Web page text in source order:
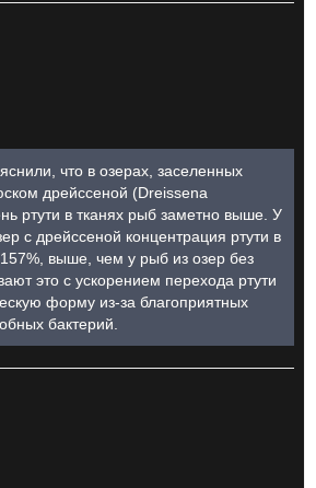
что в озерах, заселенных
дрейссеной (Dreissena
ртути в тканях рыб заметно выше. У
с дрейссеной концентрация ртути в
выше, чем у рыб из озер без
это с ускорением перехода ртути
форму из-за благоприятных
бактерий.